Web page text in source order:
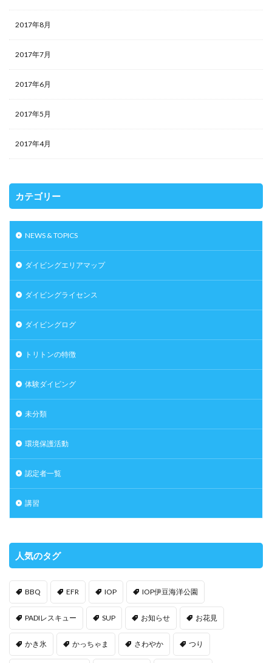
2017年8月
2017年7月
2017年6月
2017年5月
2017年4月
カテゴリー
NEWS & TOPICS
ダイビングエリアマップ
ダイビングライセンス
ダイビングログ
トリトンの特徴
体験ダイビング
未分類
環境保護活動
認定者一覧
講習
人気のタグ
BBQ EFR IOP IOP伊豆海洋公園
PADIレスキュー SUP お知らせ お花見
かき氷 かっちゃま さわやか つり